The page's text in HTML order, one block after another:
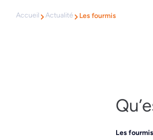
Accueil Actualité Les fourmis
Les